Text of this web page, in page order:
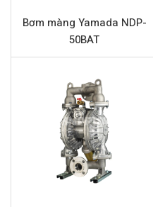
môi đến nước thải, keo
Màng và bi Hytrel
chất và chống mài
Tự mồi hiệu quả và có
gây hư hại cho bơm.
Dễ dàng điều chỉnh
bằng cách thay đổi áp
Bơm màng Yamada NDP-
50BAT